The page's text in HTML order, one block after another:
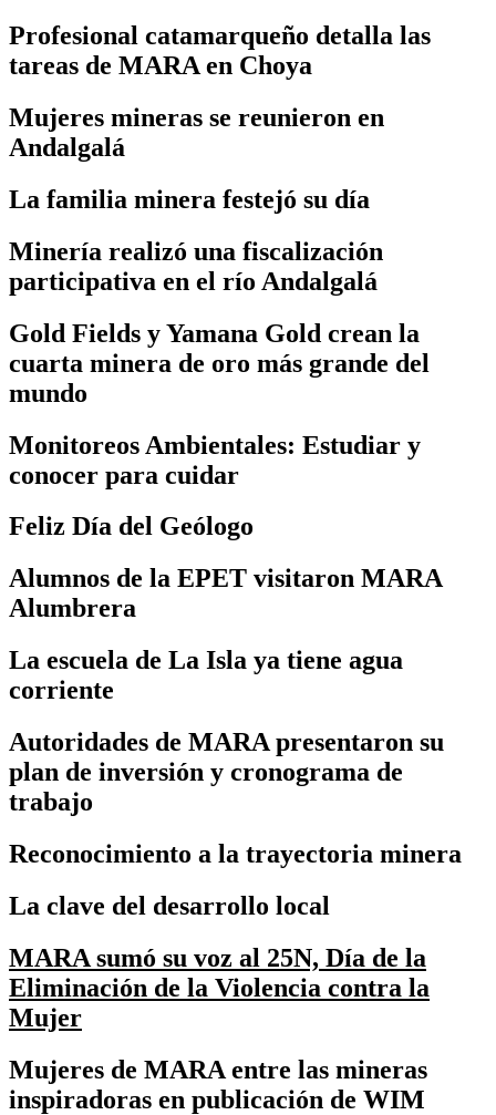
Profesional catamarqueño detalla las
tareas de MARA en Choya
Mujeres mineras se reunieron en
Andalgalá
La familia minera festejó su día
Minería realizó una fiscalización
participativa en el río Andalgalá
Gold Fields y Yamana Gold crean la
cuarta minera de oro más grande del
mundo
Monitoreos Ambientales: Estudiar y
conocer para cuidar
Feliz Día del Geólogo
Alumnos de la EPET visitaron MARA
Alumbrera
La escuela de La Isla ya tiene agua
corriente
Autoridades de MARA presentaron su
plan de inversión y cronograma de
trabajo
Reconocimiento a la trayectoria minera
La clave del desarrollo local
MARA sumó su voz al 25N, Día de la
Eliminación de la Violencia contra la
Mujer
Mujeres de MARA entre las mineras
inspiradoras en publicación de WIM